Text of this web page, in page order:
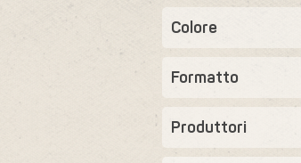
Colore
Formatto
Produttori